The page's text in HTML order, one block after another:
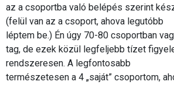
az a csoportba való belépés szerint
(felül van az a csoport, ahova legutóbb
léptem be.) Én úgy 70-80 csoportban
tag, de ezek közül legfeljebb tízet
rendszeresen. A legfontosabb
természetesen a 4 „saját” csoportom,